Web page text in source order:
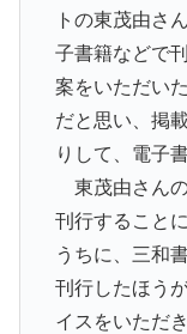
トの東茂由さ
子書籍などで
案をいただい
だと思い、掲
りして、電子
東茂由さん
刊行すること
うちに、三和
刊行したほう
イスをいただ